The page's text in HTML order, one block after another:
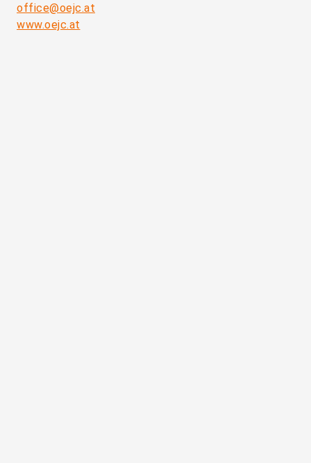
office@oejc.at
www.oejc.at